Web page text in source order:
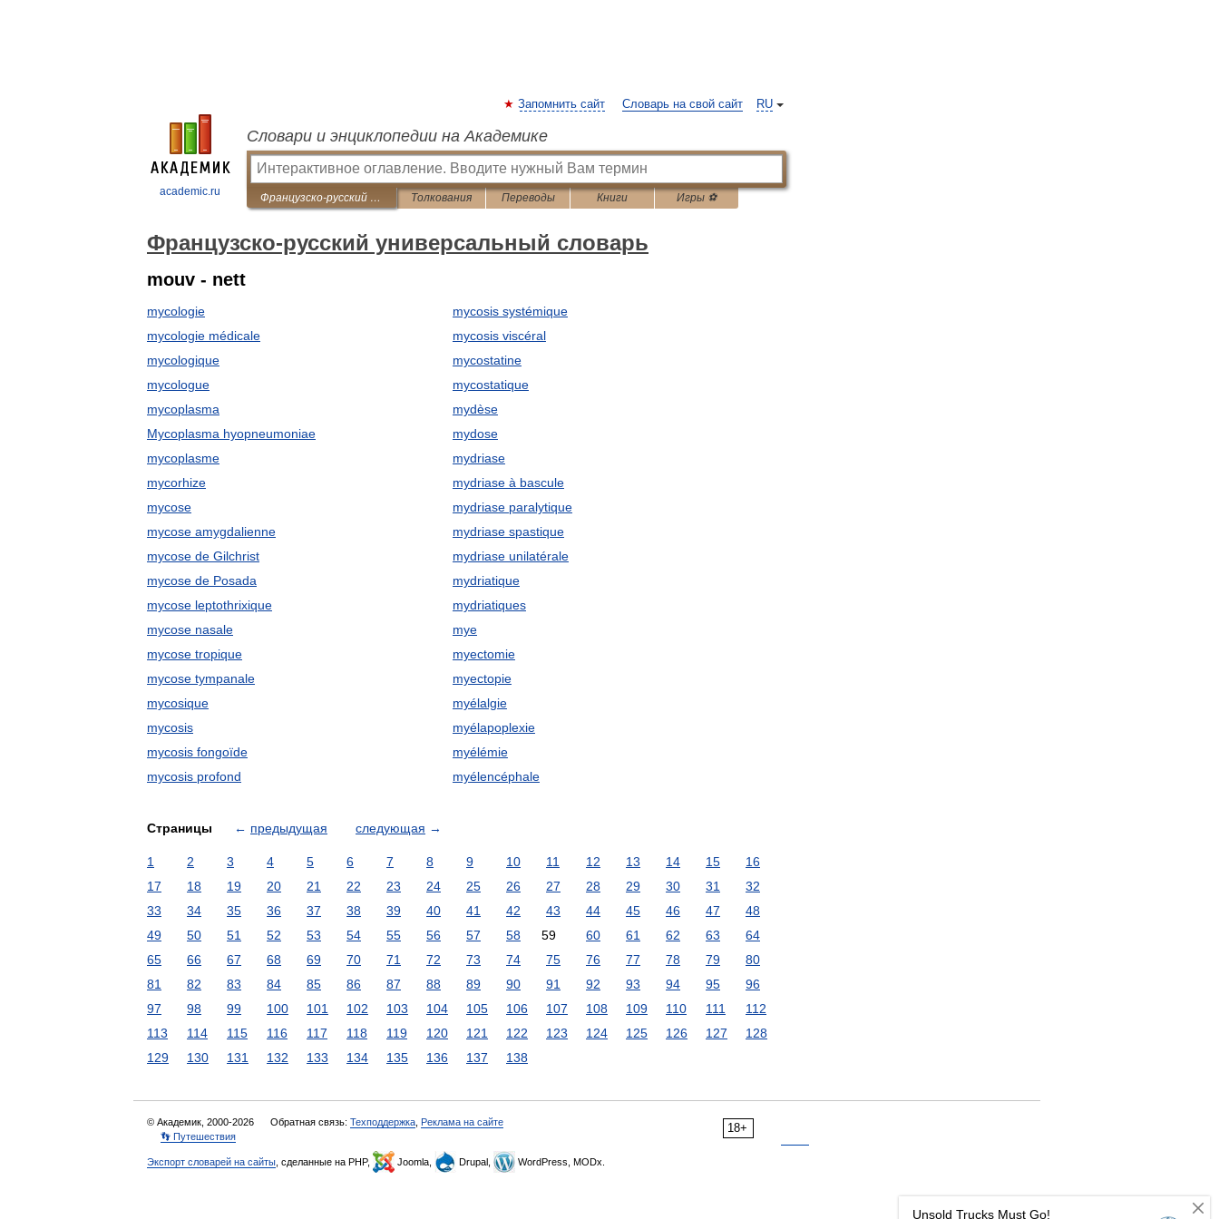
academic.ru
RU
Запомнить сайт Словарь на свой сайт
Словари и энциклопедии на Академике
Французско-русский универсальный словарь Толкования Переводы Книги Игры ⚽
Французско-русский универсальный словарь
mouv - nett
mycologie
mycologie médicale
mycologique
mycologue
mycoplasma
Mycoplasma hyopneumoniae
mycoplasme
mycorhize
mycose
mycose amygdalienne
mycose de Gilchrist
mycose de Posada
mycose leptothrixique
mycose nasale
mycose tropique
mycose tympanale
mycosique
mycosis
mycosis fongoïde
mycosis profond
mycosis systémique
mycosis viscéral
mycostatine
mycostatique
mydèse
mydose
mydriase
mydriase à bascule
mydriase paralytique
mydriase spastique
mydriase unilatérale
mydriatique
mydriatiques
mye
myectomie
myectopie
myélalgie
myélapoplexie
myélémie
myélencéphale
Страницы ← предыдущая следующая →
1 2 3 4 5 6 7 8 9 10 11 12 13 14 15
16
17
18 19 20 21 22 23 24 25 26 27 28 29 30 31
32
33
34 35 36 37 38 39 40 41 42 43 44 45 46 47
48
49
50 51 52 53 54 55 56 57 58 59 60 61 62 63
64
65
66 67 68 69 70 71 72 73 74 75 76 77 78 79
80
81
82 83 84 85 86 87 88 89 90 91 92 93 94 95
96
97
98 99 100 101 102 103 104 105 106 107 108 109 110 111
112
113
114 115 116 117 118 119 120 121 122 123 124 125 126 127
128
129
130 131 132 133 134 135 136 137 138
18+
© Академик, 2000-2026 Обратная связь: Техподдержка Реклама на сайте
👣 Путешествия
Экспорт словарей на сайты , сделанные на PHP, Joomla, Drupal, WordPress, MODx.